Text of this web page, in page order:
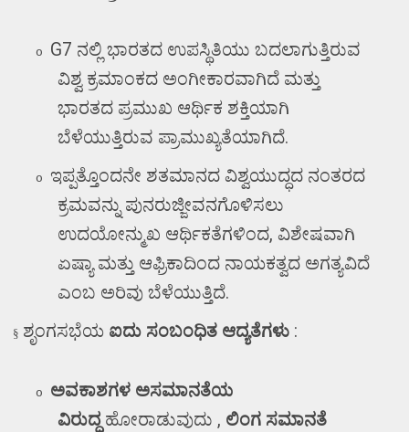
o G7 ನಲ್ಲಿ ಭಾರತದ ಉಪಸ್ಥಿತಿಯು ಬದಲಾಗುತ್ತಿರುವ
ವಿಶ್ವ ಕ್ರಮಾಂಕದ ಅಂಗೀಕಾರವಾಗಿದೆ ಮತ್ತು
ಭಾರತದ ಪ್ರಮುಖ ಆರ್ಥಿಕ ಶಕ್ತಿಯಾಗಿ
ಬೆಳೆಯುತ್ತಿರುವ ಪ್ರಾಮುಖ್ಯತೆಯಾಗಿದೆ.
o
ಇಪ್ಪತ್ತೊಂದನೇ ಶತಮಾನದ ವಿಶ್ವಯುದ್ಧದ ನಂತರದ
ಕ್ರಮವನ್ನು ಪುನರುಜ್ಜೀವನಗೊಳಿಸಲು
ಉದಯೋನ್ಮುಖ ಆರ್ಥಿಕತೆಗಳಿಂದ, ವಿಶೇಷವಾಗಿ
ಏಷ್ಯಾ ಮತ್ತು ಆಫ್ರಿಕಾದಿಂದ ನಾಯಕತ್ವದ ಅಗತ್ಯವಿದೆ
ಎಂಬ ಅರಿವು ಬೆಳೆಯುತ್ತಿದೆ.
§ ಶೃಂಗಸಭೆಯ ಐದು ಸಂಬಂಧಿತ ಆದ್ಯತೆಗಳು :
o
ಅವಕಾಶಗಳ ಅಸಮಾನತೆಯ
ವಿರುದ್ಧ ಹೋರಾಡುವುದು , ಲಿಂಗ ಸಮಾನತೆ